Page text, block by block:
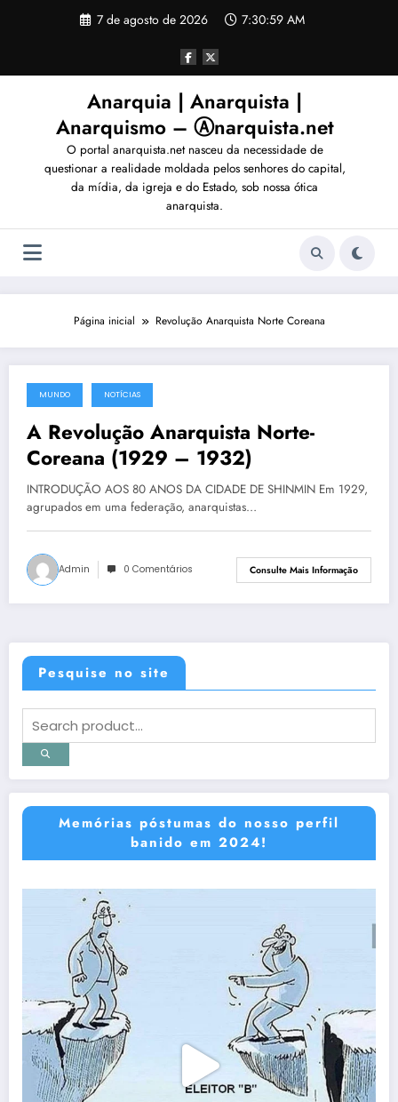
7 de agosto de 2026 7:31:02 AM
Anarquia | Anarquista |
Anarquismo – Ⓐnarquista.net
O portal anarquista.net nasceu da necessidade de
questionar a realidade moldada pelos senhores do capital,
da mídia, da igreja e do Estado, sob nossa ótica
anarquista.
Página inicial Revolução Anarquista Norte Coreana
1 de agosto de 2013
MUNDO NOTÍCIAS
A Revolução Anarquista Norte-
Coreana (1929 – 1932)
INTRODUÇÃO AOS 80 ANOS DA CIDADE DE SHINMIN Em 1929,
agrupados em uma federação, anarquistas…
Admin 0 Comentários Consulte Mais Informação
Pesquise no site
Memórias póstumas do nosso perfil
banido em 2024!